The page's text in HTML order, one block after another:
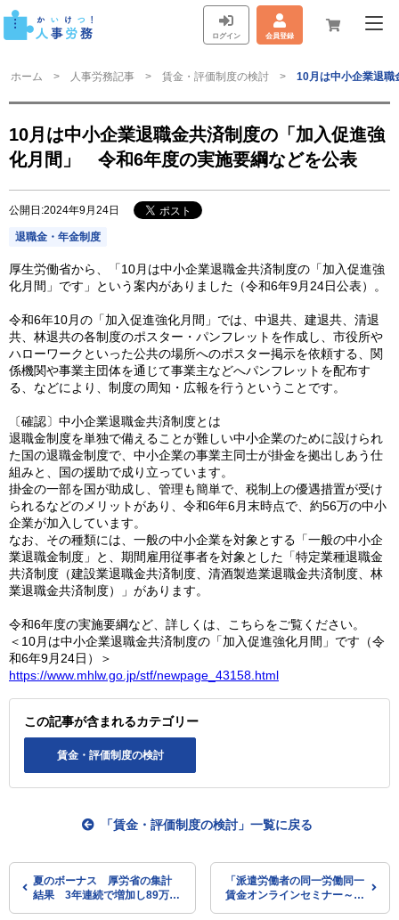
ログイン 会員登録
ホーム 人事労務記事 賃金・評価制度の検討 10月は中小企業退
10月は中小企業退職金共済制度の「加入促進強
化月間」 令和6年度の実施要綱などを公表
公開日:2024年9月24日
退職金・年金制度
厚生労働省から、「10月は中小企業退職金共済制度の「加入促進強
化月間」です」という案内がありました（令和6年9月24日公表）。
令和6年10月の「加入促進強化月間」では、中退共、建退共、清退
共、林退共の各制度のポスター・パンフレットを作成し、市役所や
ハローワークといった公共の場所へのポスター掲示を依頼する、関
係機関や事業主団体を通じて事業主などへパンフレットを配布す
る、などにより、制度の周知・広報を行うということです。
〔確認〕中小企業退職金共済制度とは
退職金制度を単独で備えることが難しい中小企業のために設けられ
た国の退職金制度で、中小企業の事業主同士が掛金を拠出しあう仕
組みと、国の援助で成り立っています。
掛金の一部を国が助成し、管理も簡単で、税制上の優遇措置が受け
られるなどのメリットがあり、令和6年6月末時点で、約56万の中小
企業が加入しています。
なお、その種類には、一般の中小企業を対象とする「一般の中小企
業退職金制度」と、期間雇用従事者を対象とした「特定業種退職金
共済制度（建設業退職金共済制度、清酒製造業退職金共済制度、林
業退職金共済制度）」があります。
令和6年度の実施要綱など、詳しくは、こちらをご覧ください。
＜10月は中小企業退職金共済制度の「加入促進強化月間」です（令
和6年9月24日）＞
https://www.mhlw.go.jp/stf/newpage_43158.html
この記事が含まれるカテゴリー
賃金・評価制度の検討
夏のボーナス 厚労省の集計
結果 3年連続で増加し89万
「賃金・評価制度の検討」一覧に戻る
「派遣労働者の同一労働同一
賃金オンラインセミナー～労